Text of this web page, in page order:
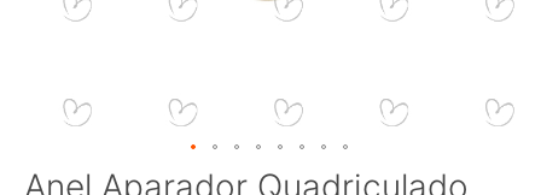
Saltar
Anel Aparador Quadriculado